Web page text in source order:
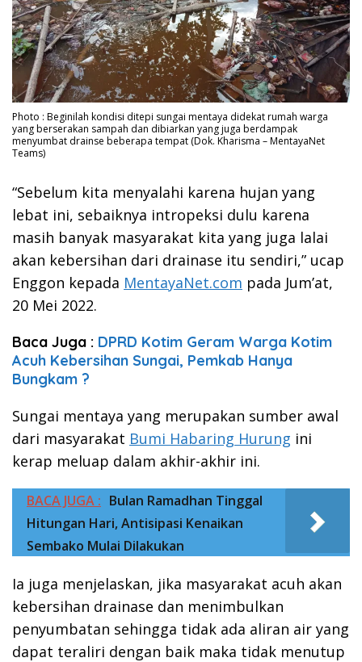
Photo : Beginilah kondisi ditepi sungai mentaya didekat rumah warga
yang berserakan sampah dan dibiarkan yang juga berdampak
menyumbat drainse beberapa tempat (Dok. Kharisma – MentayaNet
Teams)
“Sebelum kita menyalahi karena hujan yang
lebat ini, sebaiknya intropeksi dulu karena
masih banyak masyarakat kita yang juga lalai
akan kebersihan dari drainase itu sendiri,” ucap
Enggon kepada MentayaNet.com pada Jum’at,
20 Mei 2022.
Baca Juga : DPRD Kotim Geram Warga Kotim
Acuh Kebersihan Sungai, Pemkab Hanya
Bungkam ?
Sungai mentaya yang merupakan sumber awal
dari masyarakat Bumi Habaring Hurung ini
kerap meluap dalam akhir-akhir ini.
BACA JUGA : Bulan Ramadhan Tinggal
Hitungan Hari, Antisipasi Kenaikan
Sembako Mulai Dilakukan
Ia juga menjelaskan, jika masyarakat acuh akan
kebersihan drainase dan menimbulkan
penyumbatan sehingga tidak ada aliran air yang
dapat teraliri dengan baik maka tidak menutup